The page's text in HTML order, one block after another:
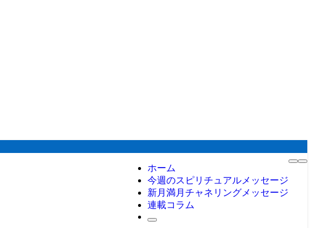
ホーム
今週のスピリチュアルメッセージ
新月満月チャネリングメッセージ
連載コラム